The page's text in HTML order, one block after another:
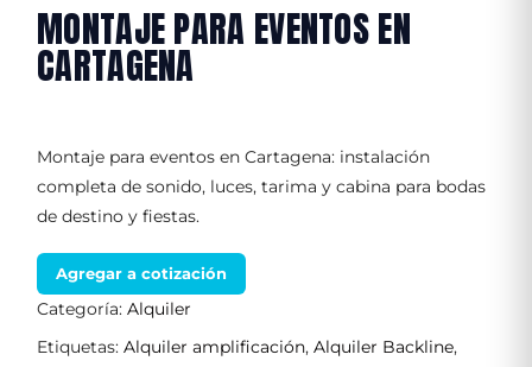
MONTAJE PARA EVENTOS EN
CARTAGENA
Montaje para eventos en Cartagena: instalación
completa de sonido, luces, tarima y cabina para bodas
de destino y fiestas.
Agregar a cotización
Categoría: Alquiler
Etiquetas: Alquiler amplificación, Alquiler Backline,